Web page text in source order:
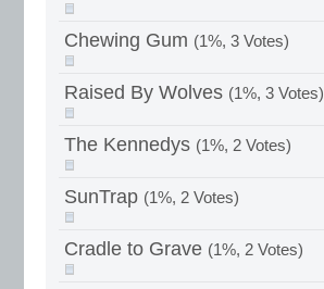
Chewing Gum (1%, 3 Votes)
Raised By Wolves (1%, 3 Votes)
The Kennedys (1%, 2 Votes)
SunTrap (1%, 2 Votes)
Cradle to Grave (1%, 2 Votes)